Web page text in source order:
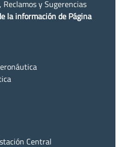
y Sugerencias
la información de Página
Central